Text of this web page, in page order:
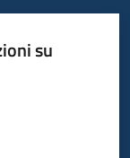
su